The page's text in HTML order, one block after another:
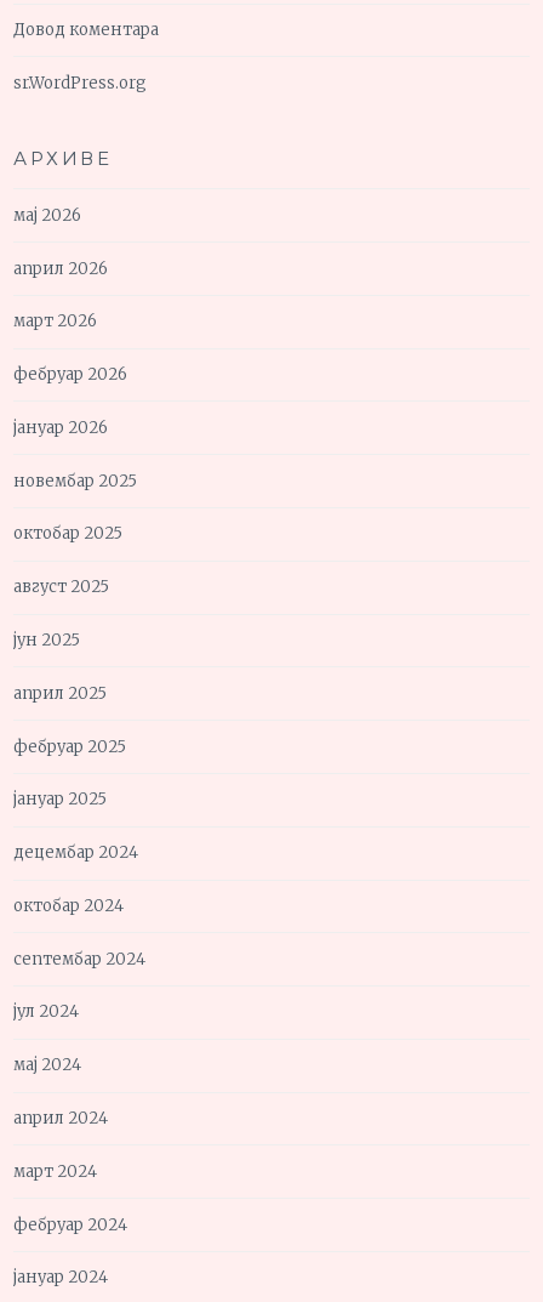
Довод коментара
sr.WordPress.org
АРХИВЕ
мај 2026
април 2026
март 2026
фебруар 2026
јануар 2026
новембар 2025
октобар 2025
август 2025
јун 2025
април 2025
фебруар 2025
јануар 2025
децембар 2024
октобар 2024
септембар 2024
јул 2024
мај 2024
април 2024
март 2024
фебруар 2024
јануар 2024